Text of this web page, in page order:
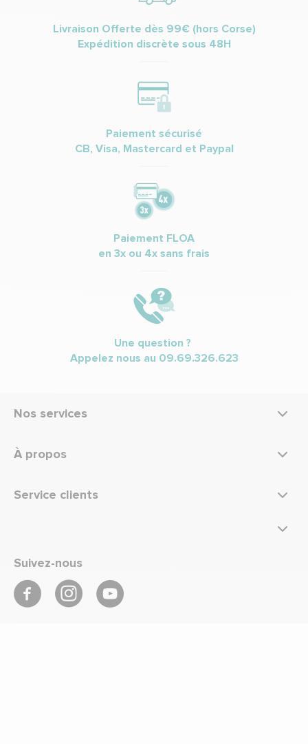
Livraison Offerte dès 99€ (hors Corse)
Expédition discrète sous 48H
Paiement sécurisé
CB, Visa, Mastercard et Paypal
Paiement FLOA
en 3x ou 4x sans frais
Une question ?
Appelez nous au 09.69.326.623
Nos services
À propos
Service clients
Suivez-nous